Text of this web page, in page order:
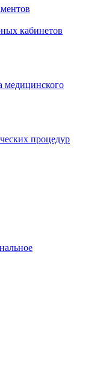
кабинетов
медицинского
процедур